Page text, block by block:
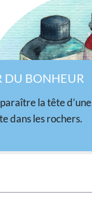
DU BONHEUR
la tête d’une
dans les rochers.